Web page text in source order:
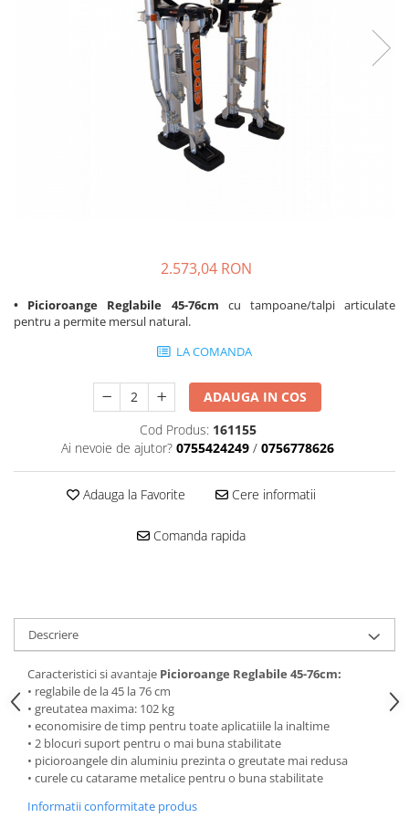
Plasă Tencuieli și Șape
Vată Bazaltică
Polistiren Expandat & Extrudat
Garnituri Adezive Uși Ferestre
Gips Carton
Șuruburi Gips Carton
Piese pentru CD si UA
Ipsos îmbinare Gips Carton
Plăci Gips Carton
Acoperiri Elastice, Textile și din
Lemn
Adezivi Acoperiri Elastice și Textile
Adezivi Parchet și Lemn
Produse pentru Curățare
Colțare Protecție
2.573,04 RON
• Picioroange Reglabile 45-76cm cu tampoane/talpi articulate
pentru a permite mersul natural.
LA COMANDA
ADAUGA IN COS
Cod Produs: 161155
Ai nevoie de ajutor? 0755424249 / 0756778626
Adauga la Favorite Cere informatii
Comanda rapida
Descriere
Caracteristici si avantaje Picioroange Reglabile 45-76cm:
• reglabile de la 45 la 76 cm
• greutatea maxima: 102 kg
• economisire de timp pentru toate aplicatiile la inaltime
• 2 blocuri suport pentru o mai buna stabilitate
• picioroangele din aluminiu prezinta o greutate mai redusa
• curele cu catarame metalice pentru o buna stabilitate
Informatii conformitate produs